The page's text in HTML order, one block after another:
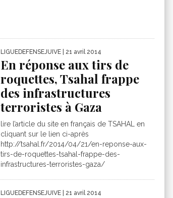
LIGUEDEFENSEJUIVE | 21 avril 2014
En réponse aux tirs de
roquettes, Tsahal frappe
des infrastructures
terroristes à Gaza
lire l’article du site en français de TSAHAL en
cliquant sur le lien ci-après
http://tsahal.fr/2014/04/21/en-reponse-aux-
tirs-de-roquettes-tsahal-frappe-des-
infrastructures-terroristes-gaza/
LIGUEDEFENSEJUIVE | 21 avril 2014